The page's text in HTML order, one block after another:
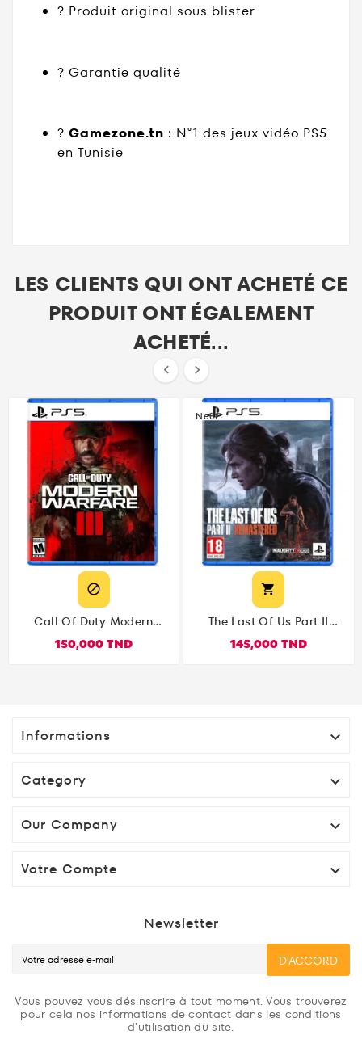
? Produit original sous blister
?️ Garantie qualité
? Gamezone.tn : N°1 des jeux vidéo PS5
en Tunisie
LES CLIENTS QUI ONT ACHETÉ CE
PRODUIT ONT ÉGALEMENT
ACHETÉ...
 

Call Of Duty Modern
150,000 TND
Neuf

The Last Of Us Part II
145,000 TND
Informations 
Category 
Our Company 
Votre Compte 
Newsletter
D'ACCORD
Vous pouvez vous désinscrire à tout moment. Vous trouverez
pour cela nos informations de contact dans les conditions
d'utilisation du site.